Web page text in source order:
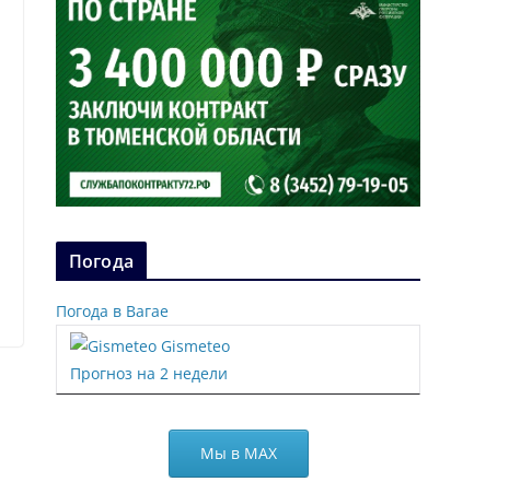
Погода
Погода в Вагае
Gismeteo
Прогноз на 2 недели
Мы в МАХ